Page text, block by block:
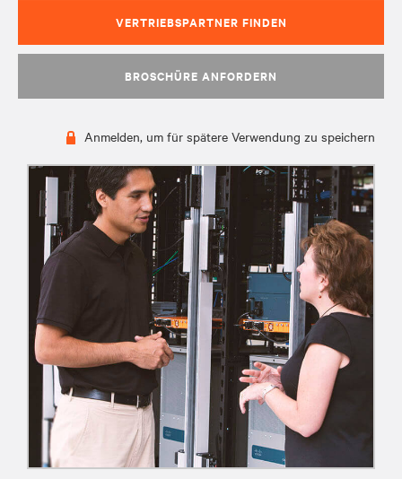
VERTRIEBSPARTNER FINDEN
BROSCHÜRE ANFORDERN
Anmelden, um für spätere Verwendung zu speichern